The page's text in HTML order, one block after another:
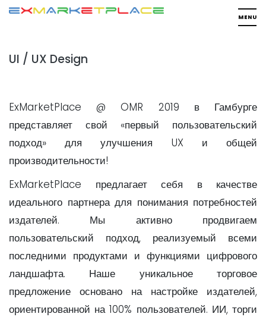
UI / UX Design
ExMarketPlace @ OMR 2019 в Гамбурге
представляет свой «первый пользовательский
подход» для улучшения UX и общей
производительности!
ExMarketPlace предлагает себя в качестве
идеального партнера для понимания потребностей
издателей. Мы активно продвигаем
пользовательский подход, реализуемый всеми
последними продуктами и функциями цифрового
ландшафта. Наше уникальное торговое
предложение основано на настройке издателей,
ориентированной на 100% пользователей. ИИ, торги